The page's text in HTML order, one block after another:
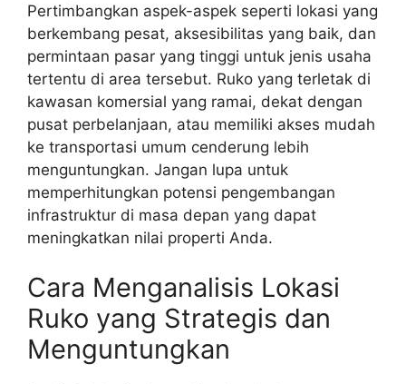
Pertimbangkan aspek-aspek seperti lokasi yang
berkembang pesat, aksesibilitas yang baik, dan
permintaan pasar yang tinggi untuk jenis usaha
tertentu di area tersebut. Ruko yang terletak di
kawasan komersial yang ramai, dekat dengan
pusat perbelanjaan, atau memiliki akses mudah
ke transportasi umum cenderung lebih
menguntungkan. Jangan lupa untuk
memperhitungkan potensi pengembangan
infrastruktur di masa depan yang dapat
meningkatkan nilai properti Anda.
Cara Menganalisis Lokasi
Ruko yang Strategis dan
Menguntungkan